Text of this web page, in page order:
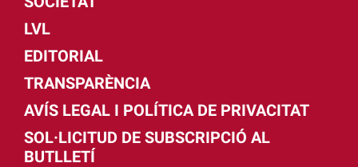
LVL
EDITORIAL
TRANSPARÈNCIA
AVÍS LEGAL I POLÍTICA DE PRIVACITAT
SOL·LICITUD DE SUBSCRIPCIÓ AL
BUTLLETÍ